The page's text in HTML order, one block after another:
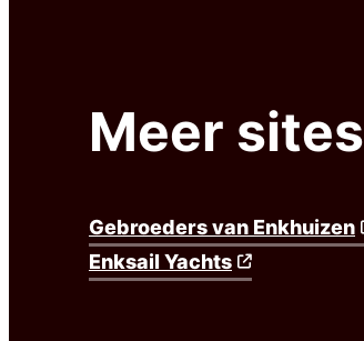
Meer sites
Gebroeders van Enkhuizen
Enksail Yachts